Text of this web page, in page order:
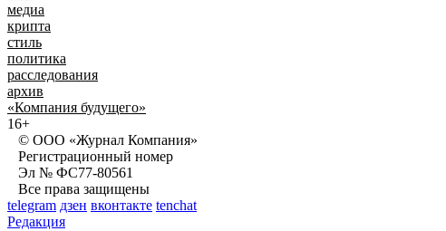
медиа
крипта
стиль
политика
расследования
архив
«Компания будущего»
16+
© ООО «Журнал Компания»
Регистрационный номер
Эл № ФС77-80561
Все права защищены
telegram дзен вконтакте tenchat
Редакция